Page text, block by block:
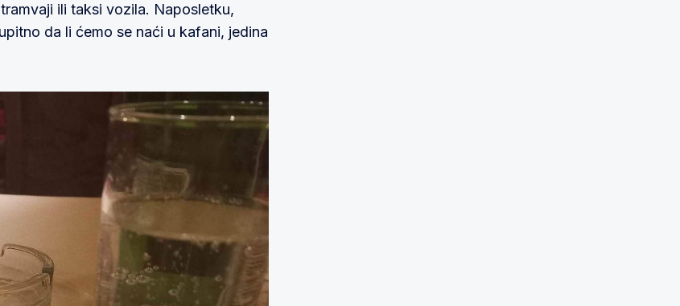
ili taksi vozila. Naposletku,
da li ćemo se naći u kafani, jedina